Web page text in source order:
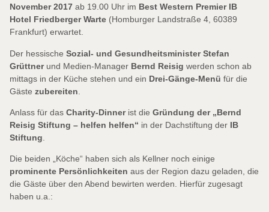
November 2017 ab 19.00 Uhr im Best Western Premier IB
Hotel Friedberger Warte (Homburger Landstraße 4, 60389
Frankfurt) erwartet.
Der hessische Sozial- und Gesundheitsminister Stefan
Grüttnerund Medien-Manager Bernd Reisig werden schon ab
mittags in der Küche stehen und ein Drei-Gänge-Menü für die
Gäste zubereiten
Anlass für das Charity-Dinnerist die Gründung der „Bernd
Reisig Stiftung – helfen helfen“ in der Dachstiftung der IB
Stiftung
Die beiden „Köche“ haben sich als Kellner noch einige
prominente Persönlichkeiten aus der Region dazu geladen, die
die Gäste über den Abend bewirten werden. Hierfür zugesagt
haben u.a.: